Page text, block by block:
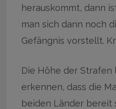
herauskommt, dann
man sich dann noch
Gefängnis vorstellt.
Die Höhe der Strafen
erkennen, dass die
beiden Länder bereit